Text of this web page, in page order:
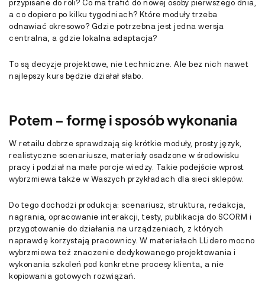
przypisane do roli? Co ma trafić do nowej osoby pierwszego dnia,
a co dopiero po kilku tygodniach? Które moduły trzeba
odnawiać okresowo? Gdzie potrzebna jest jedna wersja
centralna, a gdzie lokalna adaptacja?
To są decyzje projektowe, nie techniczne. Ale bez nich nawet
najlepszy kurs będzie działał słabo.
Potem – formę i sposób wykonania
W retailu dobrze sprawdzają się krótkie moduły, prosty język,
realistyczne scenariusze, materiały osadzone w środowisku
pracy i podział na małe porcje wiedzy. Takie podejście wprost
wybrzmiewa także w Waszych przykładach dla sieci sklepów.
Do tego dochodzi produkcja: scenariusz, struktura, redakcja,
nagrania, opracowanie interakcji, testy, publikacja do SCORM i
przygotowanie do działania na urządzeniach, z których
naprawdę korzystają pracownicy. W materiałach LLidero mocno
wybrzmiewa też znaczenie dedykowanego projektowania i
wykonania szkoleń pod konkretne procesy klienta, a nie
kopiowania gotowych rozwiązań.